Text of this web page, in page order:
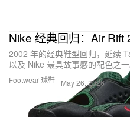
Footwear 球鞋
Nike 经典回归：Air Rift
2002 年的经典鞋型回归，延续
以及 Nike 最具故事感的配色之
May 26, 2026